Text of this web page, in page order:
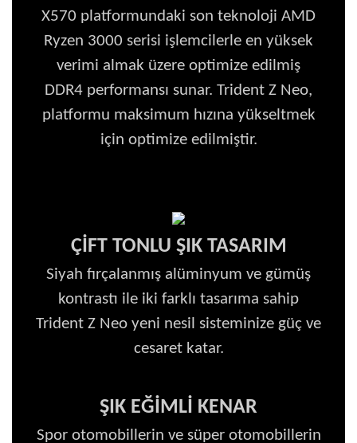
X570 platformundaki son teknoloji AMD
Ryzen 3000 serisi işlemcilerle en yüksek
verimi almak üzere optimize edilmiş
DDR4 performansı sunar. Trident Z Neo,
platformu maksimum hızına yükseltmek
için optimize edilmiştir.
ÇİFT TONLU ŞIK TASARIM
Siyah fırçalanmış alüminyum ve gümüş
kontrastı ile iki farklı tasarıma sahip
Trident Z Neo yeni nesil sisteminize güç ve
cesaret katar.
ŞIK EĞİMLİ KENAR
Spor otomobillerin ve süper otomobillerin